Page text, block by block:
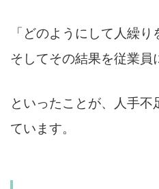
「どのようにして人繰り
そしてその結果を従業員
といったことが、人手不
ています。